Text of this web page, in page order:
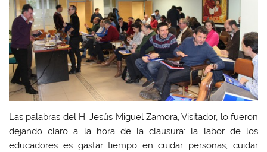
Las palabras del H. Jesús Miguel Zamora, Visitador, lo fueron
dejando claro a la hora de la clausura: la labor de los
educadores es gastar tiempo en cuidar personas, cuidar